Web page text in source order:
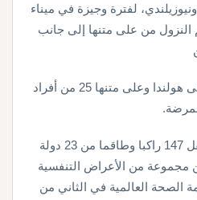
لفترة وجيزة في ميناء
النزول من على متنها إلى جانب
ثم واصلت السفينة رحلتها إلى هولندا وعلى متنها 25 من أفراد
كانت السفينة (هونديوس) تقل 147 راكبا وطاقما من 23 دولة
مجموعة من الأعراض التنفسية
الصحة العالمية في الثاني من